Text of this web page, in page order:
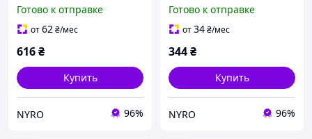
от прикуривателя с USB
портом + Кабель cx.
Готово к отправке
от62₴/мес
616₴
Купить
NYRO 96%
возможности для вашего
авто cx.
Готово к отправке
от34₴/мес
344₴
Купить
NYRO 96%